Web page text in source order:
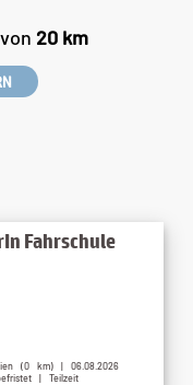
20 km
Fahrschule
(0 km) | 06.08.2026
| Teilzeit